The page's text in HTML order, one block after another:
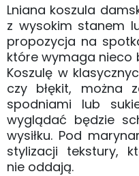
Lniana koszula
z wysokim stanem
propozycja na
które wymaga nieco
Koszulę w
czy błękit, można
spodniami lub
wyglądać będzie
wysiłku. Pod
stylizacji tekstury,
nie oddają.